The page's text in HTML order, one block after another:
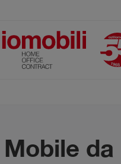
Mobile da